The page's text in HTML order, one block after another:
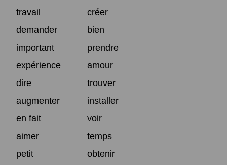
travail
créer
demander
bien
important
prendre
expérience
amour
dire
trouver
augmenter
installer
en fait
voir
aimer
temps
petit
obtenir